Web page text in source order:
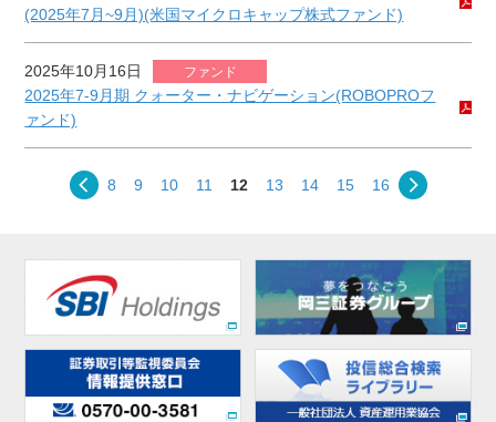
(2025年7月~9月)(米国マイクロキャップ株式ファンド)
2025年10月16日 ファンド
2025年7-9月期 クォーター・ナビゲーション(ROBOPROフ
ァンド)
8 9 10 11 12 13 14 15 16